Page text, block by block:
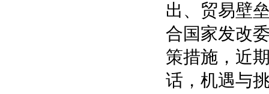
出、贸易壁
合国家发改
策措施，近
话，机遇与